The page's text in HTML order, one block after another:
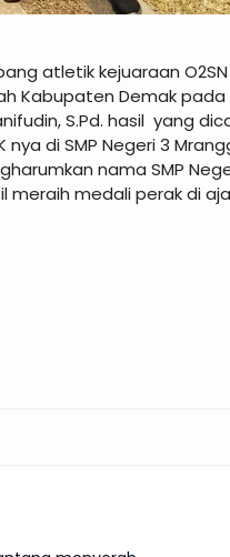
atletik kejuaraan
Kabupaten Demak pada
S.Pd. hasil yang
di SMP Negeri 3
nama SMP
meraih medali perak di